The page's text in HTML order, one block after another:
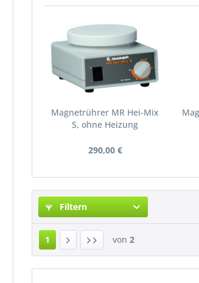
Magnetrührer MR Hei-Mix
S, ohne Heizung
290,00 €
Filtern
1 von 2